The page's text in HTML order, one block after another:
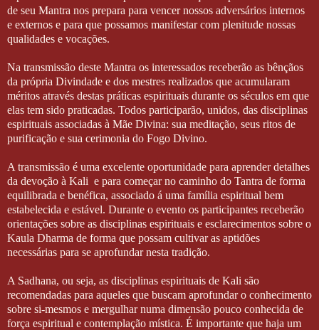
de seu Mantra nos prepara para vencer nossos adversários internos
e externos e para que possamos manifestar com plenitude nossas
qualidades e vocações.
Na transmissão deste Mantra os interessados receberão as bênçãos
da própria Divindade e dos mestres realizados que acumularam
méritos através destas práticas espirituais durante os séculos em que
elas tem sido praticadas. Todos participarão, unidos, das disciplinas
espirituais associadas à Mãe Divina: sua meditação, seus ritos de
purificação e sua cerimonia do Fogo Divino.
A transmissão é uma excelente oportunidade para aprender detalhes
da devoção à Kali e para começar no caminho do Tantra de forma
equilibrada e benéfica, associado á uma família espiritual bem
estabelecida e estável. Durante o evento os participantes receberão
orientações sobre as disciplinas espirituais e esclarecimentos sobre o
Kaula Dharma de forma que possam cultivar as aptidões
necessárias para se aprofundar nesta tradição.
A Sadhana, ou seja, as disciplinas espirituais de Kali são
recomendadas para aqueles que buscam aprofundar o conhecimento
sobre si-mesmos e mergulhar numa dimensão pouco conhecida de
força espiritual e contemplação mística. É importante que haja um